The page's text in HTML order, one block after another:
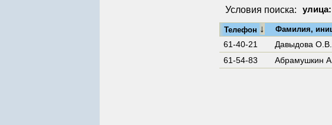
Условия поиска:
Телефон ↓ Фамилия,
61-40-21 Давыдова О.В.
61-54-83
Абрамушкин